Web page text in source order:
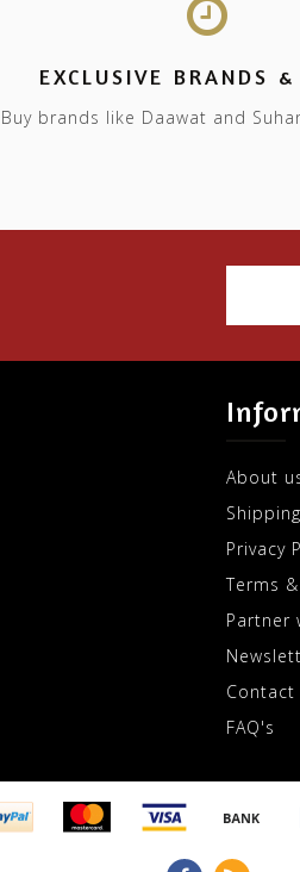
EXCLUSIVE BRANDS
Buy brands like Daawat and
About
Privacy
Terms
Partner
Contact
FAQ's